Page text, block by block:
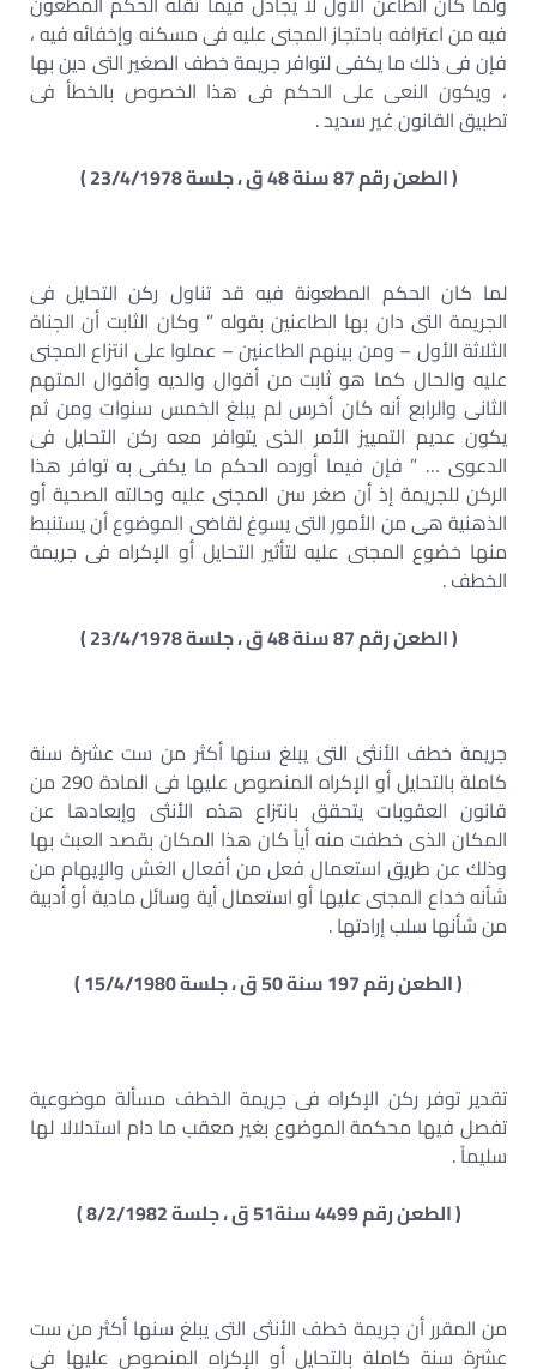
فيه من اعترافه باحتجاز المجنى عليه فى مسكنه وإخفائه فيه ،
فإن فى ذلك ما يكفى لتوافر جريمة خطف الصغير التى دين بها
، ويكون النعى على الحكم فى هذا الخصوص بالخطأ فى
تطبيق القانون غير سديد .
( الطعن رقم 87 سنة 48 ق ، جلسة 23/4/1978 )
لما كان الحكم المطعونة فيه قد تناول ركن التحايل فى
الجريمة التى دان بها الطاعنين بقوله ” وكان الثابت أن الجناة
الثلاثة الأول – ومن بينهم الطاعنين – عملوا على انتزاع المجنى
عليه والحال كما هو ثابت من أقوال والديه وأقوال المتهم
الثانى والرابع أنه كان أخرس لم يبلغ الخمس سنوات ومن ثم
يكون عديم التمييز الأمر الذى يتوافر معه ركن التحايل فى
الدعوى … ” فإن فيما أورده الحكم ما يكفى به توافر هذا
الركن للجريمة إذ أن صغر سن المجنى عليه وحالته الصحية أو
الذهنية هى من الأمور التى يسوغ لقاضى الموضوع أن يستنبط
منها خضوع المجنى عليه لتأثير التحايل أو الإكراه فى جريمة
الخطف .
( الطعن رقم 87 سنة 48 ق ، جلسة 23/4/1978 )
جريمة خطف الأنثى التى يبلغ سنها أكثر من ست عشرة سنة
كاملة بالتحايل أو الإكراه المنصوص عليها فى المادة 290 من
قانون العقوبات يتحقق بانتزاع هذه الأنثى وإبعادها عن
المكان الذى خطفت منه أياً كان هذا المكان بقصد العبث بها
وذلك عن طريق استعمال فعل من أفعال الغش والإيهام من
شأنه خداع المجنى عليها أو استعمال أية وسائل مادية أو أدبية
من شأنها سلب إرادتها .
( الطعن رقم 197 سنة 50 ق ، جلسة 15/4/1980 )
تقدير توفر ركن الإكراه فى جريمة الخطف مسألة موضوعية
تفصل فيها محكمة الموضوع بغير معقب ما دام استدلالا لها
سليماً .
( الطعن رقم 4499 سنة51 ق ، جلسة 8/2/1982 )
من المقرر أن جريمة خطف الأنثى التى يبلغ سنها أكثر من ست
عشرة سنة كاملة بالتحايل أو الإكراه المنصوص عليها فى